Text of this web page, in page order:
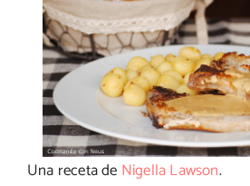
Una receta de Nigella Lawson.